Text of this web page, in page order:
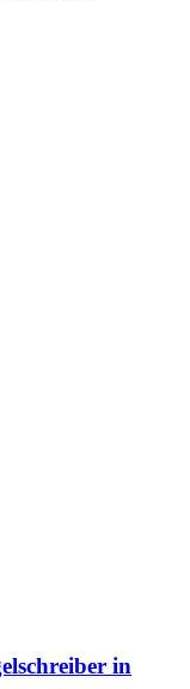
in